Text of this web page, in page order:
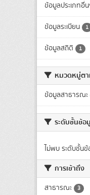
ข้อมูลประเภทอื่
ข้อมูลระเบียน 1
ข้อมูลสถิติ 1
หมวดหมู่ต
ข้อมูลสาธารณะ
ระดับชั้นข้อ
ไม่พบ ระดับชั้น
การเข้าถึง
สาธารณะ 3